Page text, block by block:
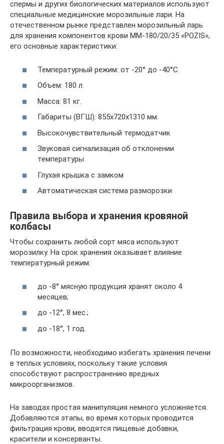
спермы и других биологических материалов используют
специальные медицинские морозильные лари. На
отечественном рынке представлен морозильный ларь
для хранения компонентов крови ММ-180/20/35 «POZIS»,
его основные характеристики:
Температурный режим: от -20° до -40°С
Объем: 180 л.
Масса: 81 кг.
Габариты (ВГШ): 855х720х1310 мм.
Высокочувствительный термодатчик
Звуковая сигнализация об отклонении
температуры
Глухая крышка с замком
Автоматическая система разморозки
Правила выбора и хранения кровяной
колбасы
Чтобы сохранить любой сорт мяса используют
морозилку. На срок хранения оказывает влияние
температурный режим:
до -8° мясную продукция хранят около 4
месяцев;
до -12°, 8 мес.;
до -18°, 1 год.
По возможности, необходимо избегать хранения печени
в теплых условиях, поскольку такие условия
способствуют распространению вредных
микроорганизмов.
На заводах простая манипуляция немного усложняется.
Добавляются этапы, во время которых проводится
фильтрация крови, вводятся пищевые добавки,
красители и консерванты.